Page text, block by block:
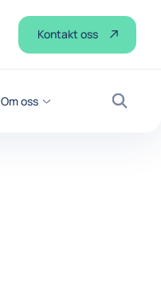
Om oss
Søk
Kontakt oss